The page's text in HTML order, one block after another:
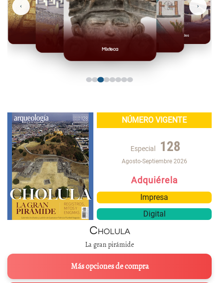
Mixteca
Casas Grandes
‹ ›
NÚMERO VIGENTE
Especial 128
Agosto-Septiembre 2026
Adquiérela
Impresa
Digital
Cholula
La gran pirámide
Más opciones de compra